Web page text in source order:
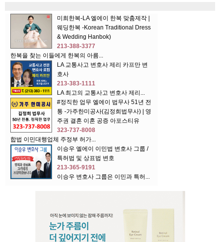
미희한복-LA 엘에이 한복 맞춤제작 |
웨딩한복 -Korean Traditional Dress
& Wedding Hanbok)
213-388-3377
한복을 찾는 이들에게 한복의 아름...
LA 교통사고 변호사 제리 카프만 변
호사
213-383-1111
LA 최고의 교통사고 변호사 제리...
#정직한 업무 엘에이 법무사 51년 전
통 -가주한미공사(김정희법무사) | 영
주권 결혼 이혼 공증 아포스티유
323-737-8008
합법 이민대행업체 주정부 허가...
이승우 엘에이 이민법 변호사 그룹 /
특허법 및 상표법 변호
213-365-9191
이승우 변호사 그룹은 이민과 특허...